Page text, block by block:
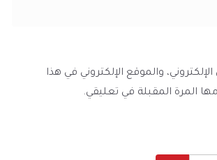
والموقع الإلكتروني في هذا
المرة المقبلة في تعليقي.